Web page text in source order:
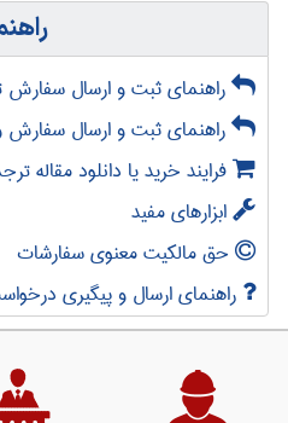
راهنمای ثبت و ارسال سفارش
راهنمای ثبت و ارسال سفارش
فرایند خرید یا دانلود مقاله
ابزارهای مفید
حق مالکیت معنوی سفارشات
راهنمای ارسال و پیگیری